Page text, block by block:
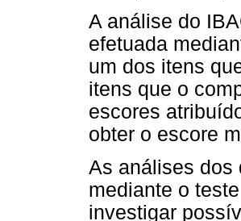
A análise do
efetuada
um dos itens
itens que o
escores
obter o escore
As análises dos
mediante o
investigar